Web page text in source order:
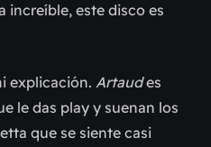
increíble, este disco es
explicación. Artaudes
le das play y suenan los
que se siente casi